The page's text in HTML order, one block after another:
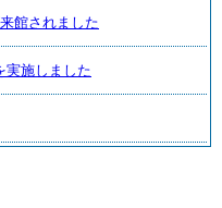
館されました
施しました